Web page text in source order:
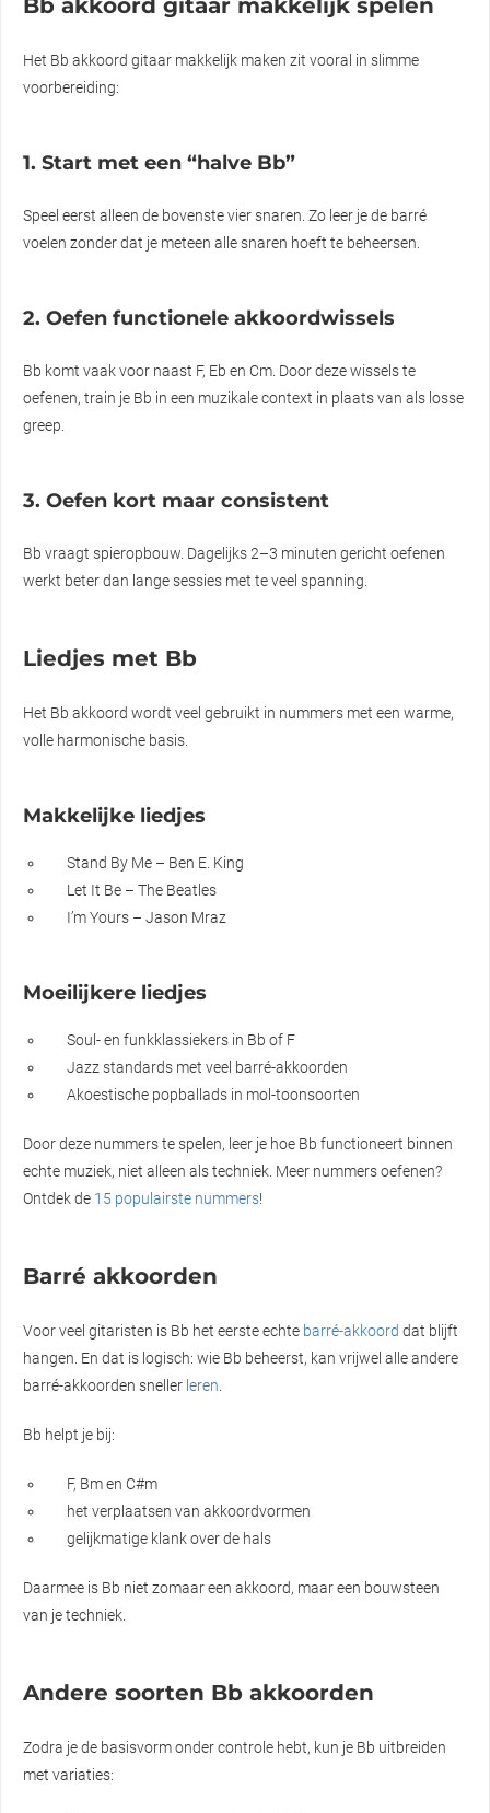
Het Bb akkoord gitaar makkelijk maken zit vooral in slimme
voorbereiding:
1. Start met een “halve Bb”
Speel eerst alleen de bovenste vier snaren. Zo leer je de barré
voelen zonder dat je meteen alle snaren hoeft te beheersen.
2. Oefen functionele akkoordwissels
Bb komt vaak voor naast F, Eb en Cm. Door deze wissels te
oefenen, train je Bb in een muzikale context in plaats van als losse
greep.
3. Oefen kort maar consistent
Bb vraagt spieropbouw. Dagelijks 2–3 minuten gericht oefenen
werkt beter dan lange sessies met te veel spanning.
Liedjes met Bb
Het Bb akkoord wordt veel gebruikt in nummers met een warme,
volle harmonische basis.
Makkelijke liedjes
Stand By Me – Ben E. King
Let It Be – The Beatles
I’m Yours – Jason Mraz
Moeilijkere liedjes
Soul- en funkklassiekers in Bb of F
Jazz standards met veel barré-akkoorden
Akoestische popballads in mol-toonsoorten
Door deze nummers te spelen, leer je hoe Bb functioneert binnen
echte muziek, niet alleen als techniek. Meer nummers oefenen?
Ontdek de 15 populairste nummers!
Barré akkoorden
Voor veel gitaristen is Bb het eerste echte barré-akkoord dat blijft
hangen. En dat is logisch: wie Bb beheerst, kan vrijwel alle andere
barré-akkoorden sneller leren
Bb helpt je bij:
F, Bm en C#m
het verplaatsen van akkoordvormen
gelijkmatige klank over de hals
Daarmee is Bb niet zomaar een akkoord, maar een bouwsteen
van je techniek.
Andere soorten Bb akkoorden
Zodra je de basisvorm onder controle hebt, kun je Bb uitbreiden
met variaties: